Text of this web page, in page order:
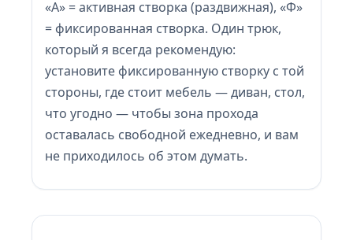
«А» = активная створка (раздвижная), «Ф»
= фиксированная створка. Один трюк,
который я всегда рекомендую:
установите фиксированную створку с той
стороны, где стоит мебель — диван, стол,
что угодно — чтобы зона прохода
оставалась свободной ежедневно, и вам
не приходилось об этом думать.